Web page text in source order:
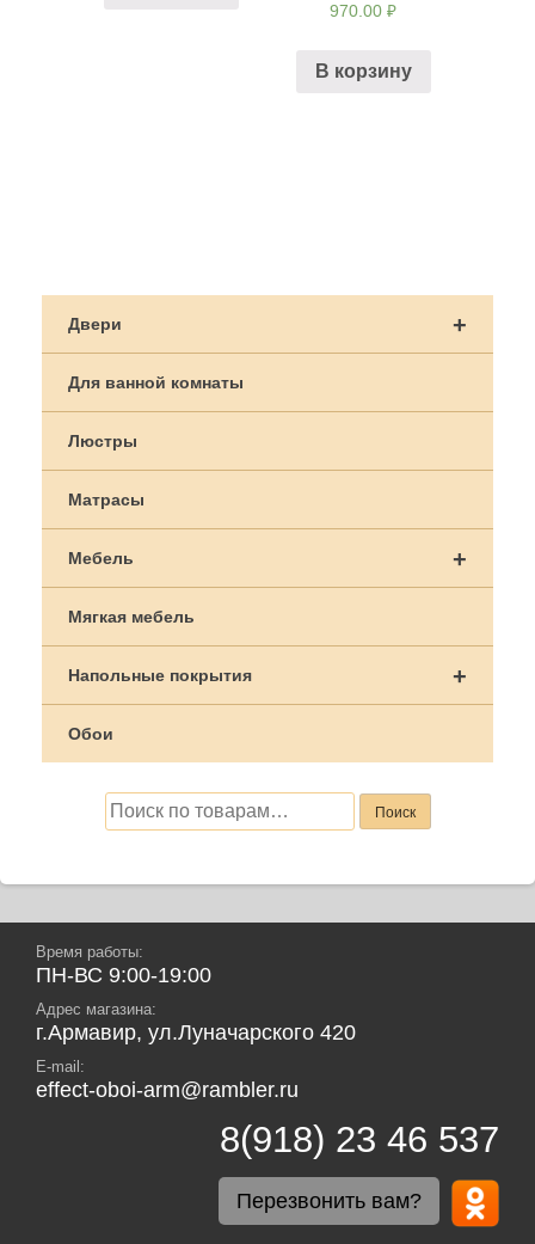
970.00₽
В корзину
по
записям
+
Двери
Для ванной комнаты
Люстры
Матрасы
+
Мебель
Мягкая мебель
+
Напольные покрытия
Обои
Искать: Поиск
Время работы:
ПН-ВС 9:00-19:00
Адрес магазина:
г.Армавир, ул.Луначарского 420
E-mail:
effect-oboi-arm@rambler.ru
8(918) 23 46 537
Перезвонить вам?